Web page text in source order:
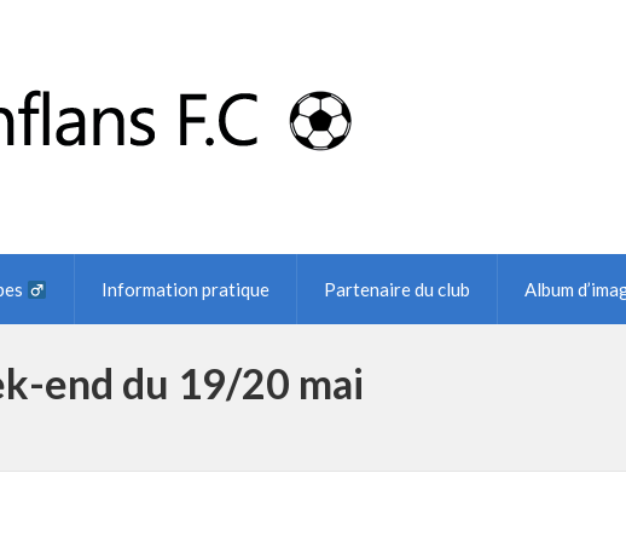
Information pratique Partenaire du club Album
end du 19/20 mai